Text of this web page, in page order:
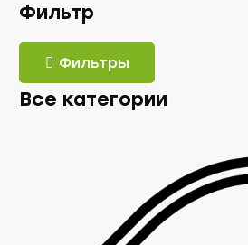
Фильтр
Фильтры
Все категории